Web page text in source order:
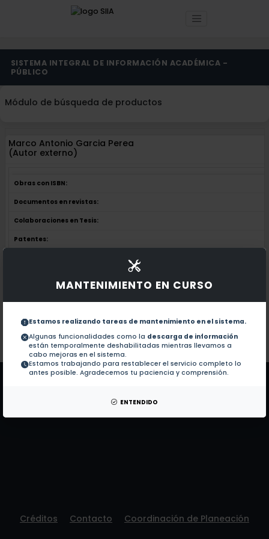
MANTENIMIENTO EN CURSO
Estamos realizando tareas de mantenimiento en el sistema.
Algunas funcionalidades como la descarga de información
están temporalmente deshabilitadas mientras llevamos a
cabo mejoras en el sistema.
Estamos trabajando para restablecer el servicio completo lo
antes posible. Agradecemos tu paciencia y comprensión.
ENTENDIDO
SISTEMA INTEGRAL DE INFORMACIÓN ACADÉMICA -
PÚBLICO
Módulo de búsqueda de productos
Marco Antonio Garcia Perea
(Autor externo)
Obras con ISBN:
Documentos en revistas:
Colaboraciones en Tesis:
Patentes:
Documentos en revistas:
1.-
Elimination of the Common Bean
Colaboraciones en Tesis:
No hay tesis de este autor.
Patentes:
No hay patentes de este autor.
Créditos Contacto Coordinación de Planeación